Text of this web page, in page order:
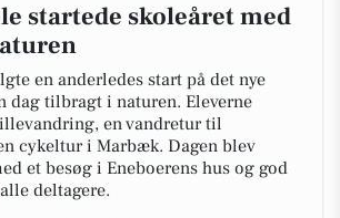
startede skoleåret med
en anderledes start på det nye
dag tilbragt i naturen. Eleverne
en vandretur til
cykeltur i Marbæk. Dagen blev
et besøg i Eneboerens hus og god
deltagere.